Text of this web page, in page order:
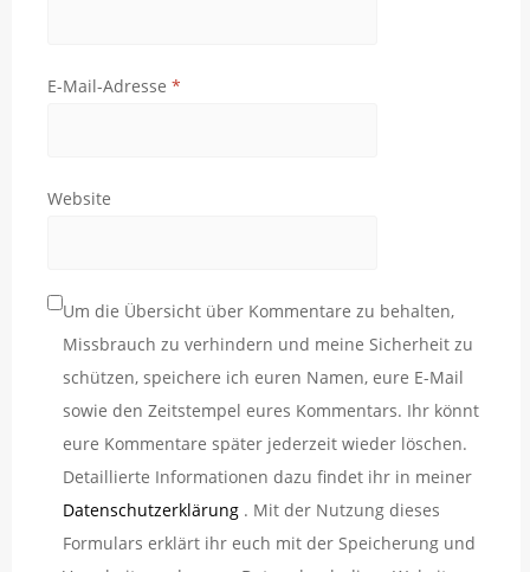
E-Mail-Adresse *
Website
Um die Übersicht über Kommentare zu behalten,
Missbrauch zu verhindern und meine Sicherheit zu
schützen, speichere ich euren Namen, eure E-Mail
sowie den Zeitstempel eures Kommentars. Ihr könnt
eure Kommentare später jederzeit wieder löschen.
Detaillierte Informationen dazu findet ihr in meiner
Datenschutzerklärung . Mit der Nutzung dieses
Formulars erklärt ihr euch mit der Speicherung und